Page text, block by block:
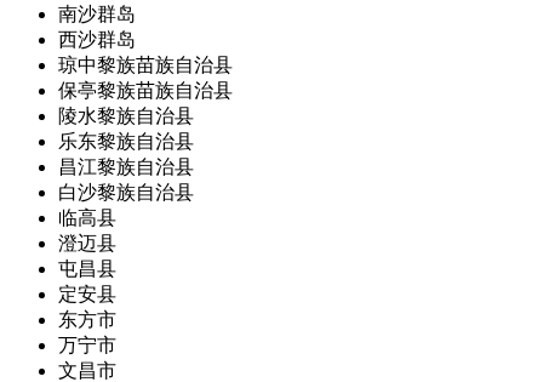
南沙群岛
西沙群岛
琼中黎族苗族自治县
保亭黎族苗族自治县
陵水黎族自治县
乐东黎族自治县
昌江黎族自治县
白沙黎族自治县
临高县
澄迈县
屯昌县
定安县
东方市
万宁市
文昌市